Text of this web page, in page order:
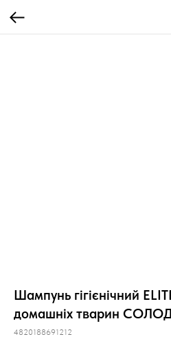
Шампунь гігієнічний
домашніх тварин
4820188691212